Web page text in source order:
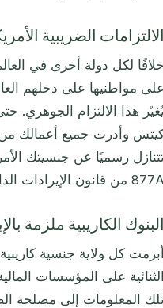
الالتزامات الضريبية
خلافًا لكل دولة أخرى في
على مواطنيها على دخلهم
هذا الالتزام الجوهري.
وأدرت جميع أعمالك من
رسميًا عن جنسيتك
877A من قانون الإيرادات الداخلية («ضريبة الخروج»).
البنوك الكاريبية ملزمة
الثنائية على المؤسسات
المعلومات إلى مصلحة